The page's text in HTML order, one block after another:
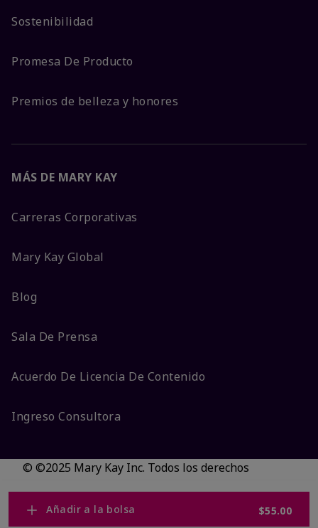
Añadir a la bolsa $55.00
Sostenibilidad
Promesa De Producto
Premios de belleza y honores
MÁS DE MARY KAY
Carreras Corporativas
Mary Kay Global
Blog
Sala De Prensa
Acuerdo De Licencia De Contenido
Ingreso Consultora
© ©2025 Mary Kay Inc. Todos los derechos
Código DSA/Queja al Código
Privacidad